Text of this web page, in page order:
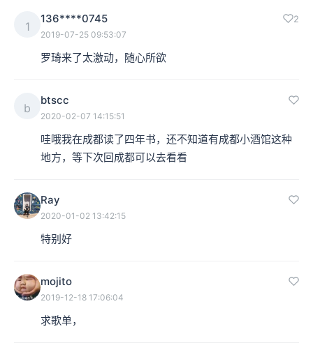
相征：非常有趣。
郭小寒：对，他们俩特别有北京的感觉。其实崔健一直都
连夜起床去陪他母亲看病，全家都进沟里去了。他还一直
挺喜欢演电影的，包括给电影做配乐，到最后，他开始自
己导电影，做《成都我爱你》，还有《蓝色骨头》等。
1
136****0745 2
2019-07-25 09:53:07
罗琦来了太激动，随心所欲
b
btscc
2020-02-07 14:15:51
哇哦我在成都读了四年书，还不知道有成都小酒馆这种
地方，等下次回成都可以去看看
Ray
2020-01-02 13:42:15
特别好
mojito
2019-12-18 17:06:04
求歌单，